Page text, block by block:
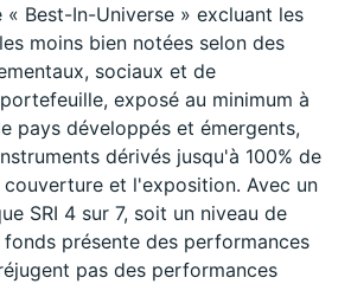
« Best-In-Universe » excluant les
moins bien notées selon des
sociaux et de
exposé au minimum à
pays développés et émergents,
dérivés jusqu'à 100% de
et l'exposition. Avec un
SRI 4 sur 7, soit un niveau de
présente des performances
pas des performances